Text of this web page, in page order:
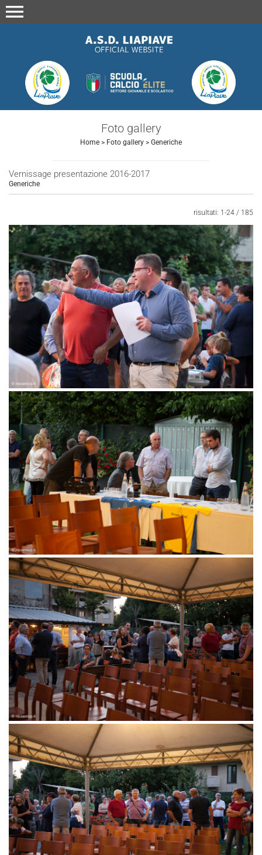
menu
Foto gallery
Home > Foto gallery > Generiche
Vernissage presentazione 2016-2017
Generiche
risultati: 1-24 / 185